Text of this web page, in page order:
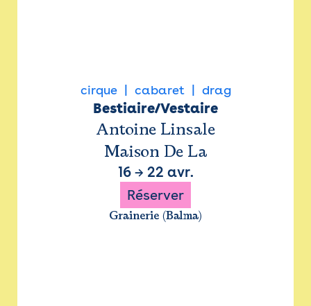
cirque cabaret drag
Bestiaire/Vestaire
Antoine Linsale
Maison De La
16→ 22 avr.
Réserver
Grainerie (Balma)